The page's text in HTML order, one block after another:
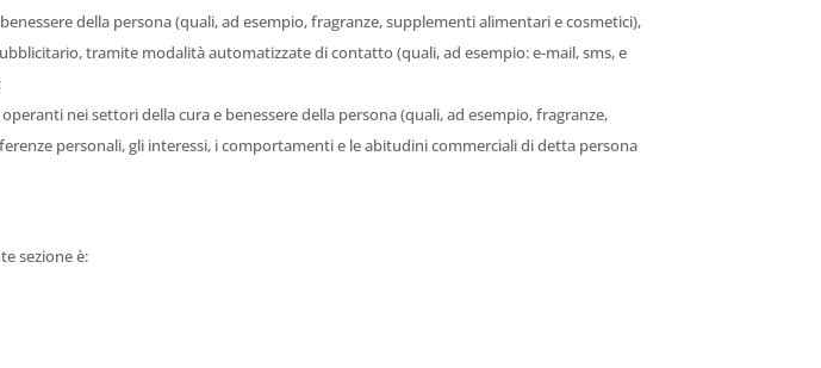
della persona (quali, ad esempio, fragranze, supplementi alimentari e cosmetici),
tramite modalità automatizzate di contatto (quali, ad esempio: e-mail, sms, e
nei settori della cura e benessere della persona (quali, ad esempio, fragranze,
personali, gli interessi, i comportamenti e le abitudini commerciali di detta persona
sezione è: